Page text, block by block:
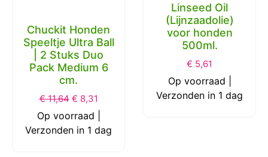
Chuckit Honden
Speeltje Ultra Ball
| 2 Stuks Duo
Pack Medium 6
cm.
€11,64 € 8,31
Op voorraad |
Verzonden in 1 dag
Linseed Oil
(Lijnzaadolie)
voor honden
500ml.
€ 5,61
Op voorraad |
Verzonden in 1 dag